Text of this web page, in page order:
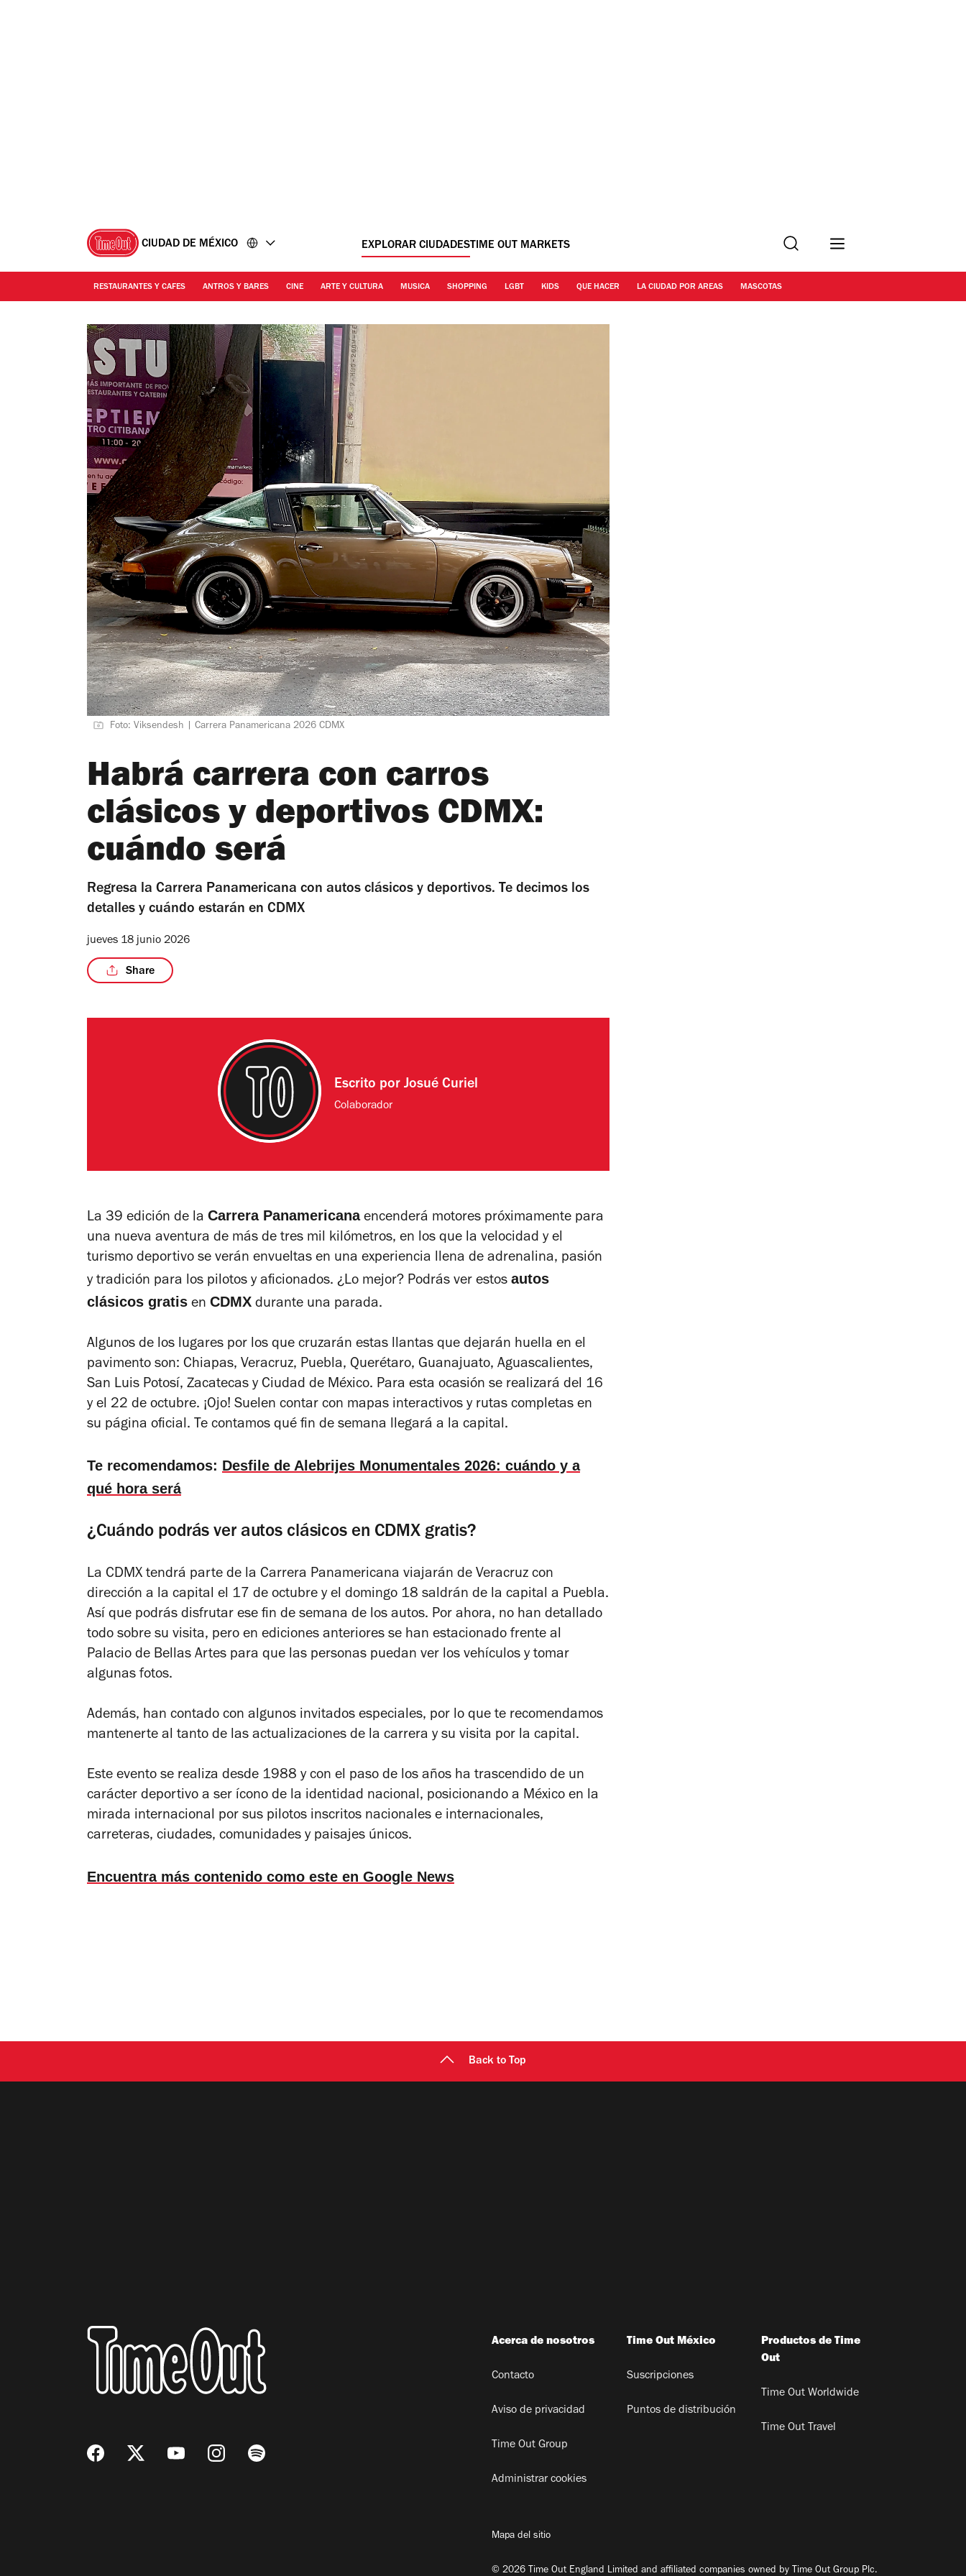
CIUDAD DE MÉXICO EXPLORAR CIUDADESTIME OUT MARKETS Buscar
RESTAURANTES Y CAFES ANTROS Y BARES CINE ARTE Y CULTURA MUSICA SHOPPING LGBT KIDS QUE HACER LA CIUDAD POR AREAS MASCOTAS
Foto: Viksendesh | Carrera Panamericana 2026 CDMX
Habrá carrera con carros
clásicos y deportivos CDMX:
cuándo será
Regresa la Carrera Panamericana con autos clásicos y deportivos. Te decimos los
detalles y cuándo estarán en CDMX
jueves 18 junio 2026
Share
Escrito porJosué Curiel
Colaborador
La 39 edición de la Carrera Panamericanaencenderá motores próximamente para
una nueva aventura de más de tres mil kilómetros, en los que la velocidad y el
turismo deportivo se verán envueltas en una experiencia llena de adrenalina, pasión
y tradición para los pilotos y aficionados. ¿Lo mejor? Podrás ver estos autos
clásicos gratis en CDMX durante una parada.
Algunos de los lugares por los que cruzarán estas llantas que dejarán huella en el
pavimento son: Chiapas, Veracruz, Puebla, Querétaro, Guanajuato, Aguascalientes,
San Luis Potosí, Zacatecas y Ciudad de México. Para esta ocasión se realizará del 16
y el 22 de octubre. ¡Ojo! Suelen contar con mapas interactivos y rutas completas en
su página oficial. Te contamos qué fin de semana llegará a la capital.
Te recomendamos: Desfile de Alebrijes Monumentales 2026: cuándo y a
qué hora será
¿Cuándo podrás ver autos clásicos en CDMX gratis?
La CDMX tendrá parte de la Carrera Panamericana viajarán de Veracruz con
dirección a la capital el 17 de octubre y el domingo 18 saldrán de la capital a Puebla.
Así que podrás disfrutar ese fin de semana de los autos. Por ahora, no han detallado
todo sobre su visita, pero en ediciones anteriores se han estacionado frente al
Palacio de Bellas Artes para que las personas puedan ver los vehículos y tomar
algunas fotos.
Además, han contado con algunos invitados especiales, por lo que te recomendamos
mantenerte al tanto de las actualizaciones de la carrera y su visita por la capital.
Este evento se realiza desde 1988 y con el paso de los años ha trascendido de un
carácter deportivo a ser ícono de la identidad nacional, posicionando a México en la
mirada internacional por sus pilotos inscritos nacionales e internacionales,
carreteras, ciudades, comunidades y paisajes únicos.
Encuentra más contenido como este en Google News
Back to Top
Acerca de nosotros
Contacto
Aviso de privacidad
Time Out Group
Administrar cookies
Time Out México
Suscripciones
Puntos de distribución
Productos de Time
Out
Time Out Worldwide
Time Out Travel
Mapa del sitio
© 2026 Time Out England Limited and affiliated companies owned by Time Out Group Plc.